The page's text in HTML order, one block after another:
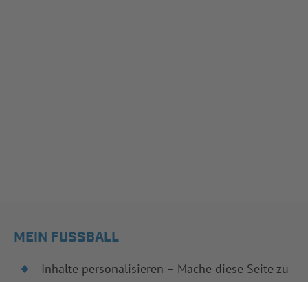
MEIN FUSSBALL
Inhalte personalisieren – Mache diese Seite zu